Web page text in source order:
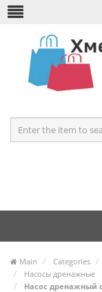
Main Categories
Насосы дренажные
Насос дренажный